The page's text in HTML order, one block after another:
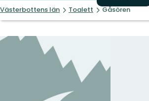
Västerbottens län Toalett Gåsören